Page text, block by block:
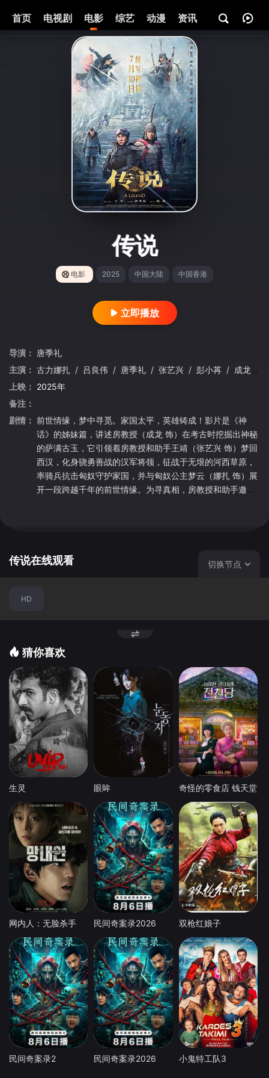
首页 电视剧 电影 综艺 动漫 资讯
传说
电影 2025 中国大陆 中国香港
立即播放
导演：
唐季礼
主演： 古力娜扎 / 吕良伟 / 唐季礼 / 张艺兴 / 彭小苒 / 成龙
上映： 2025年
备注：
剧情： 前世情缘，梦中寻觅。家国太平，英雄铸成！影片是《神
话》的姊妹篇，讲述房教授（成龙 饰）在考古时挖掘出神秘
的萨满古玉，它引领着房教授和助手王靖（张艺兴 饰）梦回
西汉，化身骁勇善战的汉军将领，征战于无垠的河西草原，
率骑兵抗击匈奴守护家国，并与匈奴公主梦云（娜扎 饰）展
开一段跨越千年的前世情缘。为寻真相，房教授和助手邀请
传说在线观看 切换节点
HD
猜你喜欢
生灵 眼眸 奇怪的零食店 钱天堂
网内人：无脸杀手 民间奇案录2026 双枪红娘子
民间奇案录2 民间奇案录2026 小鬼特工队3